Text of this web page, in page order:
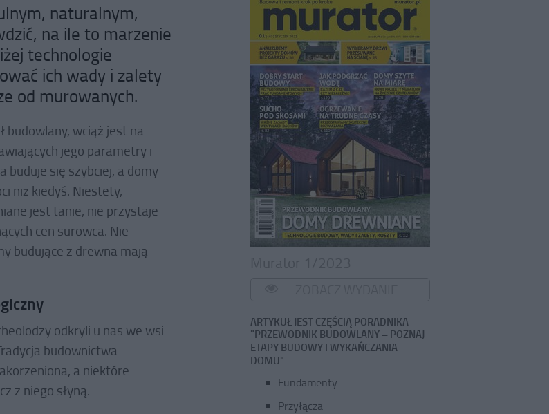
naturalnym,
na ile to marzenie
technologie
ich wady i zalety
od murowanych.
budowlany, wciąż jest na
jego parametry i
buduje się szybciej, a domy
niż kiedyś. Niestety,
jest tanie, nie przystaje
cen surowca. Nie
budujące z drewna mają
odkryli u nas we wsi
budownictwa
a niektóre
z niego słyną.
ARTYKUŁ JEST CZĘŚCIĄ PORADNIKA
"PRZEWODNIK BUDOWLANY – POZNAJ
ETAPY BUDOWY I WYKAŃCZANIA
DOMU"
Fundamenty
Przyłącza